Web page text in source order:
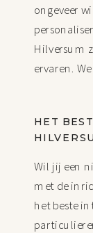
Wil jij een
met de
het beste
HET
ongeveer
Hilversum
ervaren.